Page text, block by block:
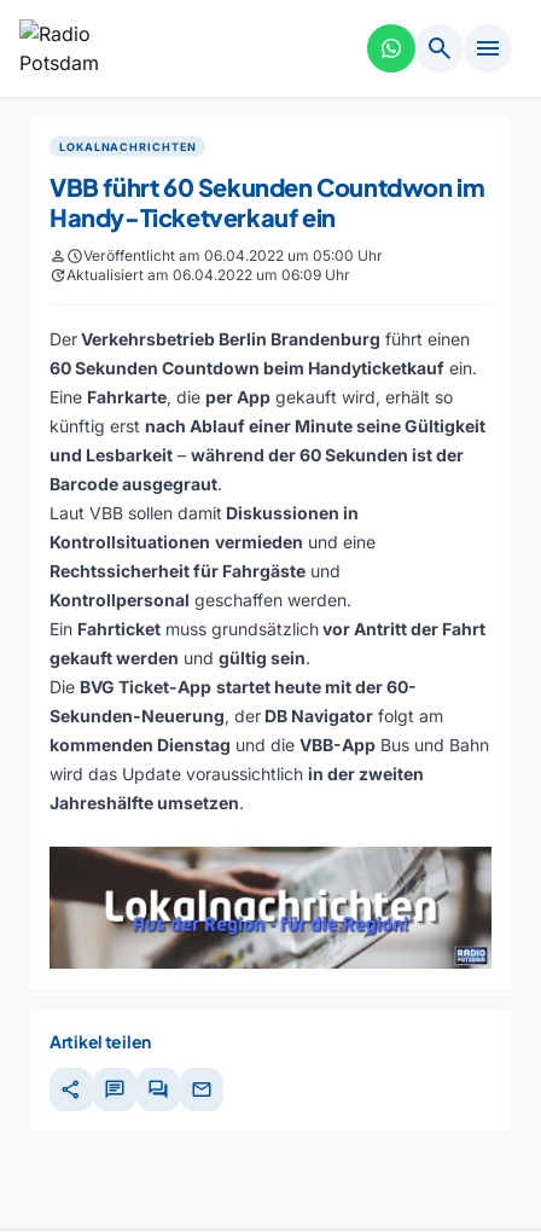
search menu
LOKALNACHRICHTEN
VBB führt 60 Sekunden Countdwon im
Handy-Ticketverkauf ein
personscheduleVeröffentlicht am 06.04.2022 um 05:00 Uhr
updateAktualisiert am 06.04.2022 um 06:09 Uhr
DerVerkehrsbetrieb Berlin Brandenburg führt einen
60 Sekunden Countdown beim Handyticketkauf ein.
Eine Fahrkarte, die per App gekauft wird, erhält so
künftig erst nach Ablauf einer Minute seine Gültigkeit
und Lesbarkeit – während der 60 Sekunden ist der
Barcode ausgegraut.
Laut VBB sollen damit Diskussionen in
Kontrollsituationen vermieden und eine
Rechtssicherheit für Fahrgäste und
Kontrollpersonal geschaffen werden.
Ein Fahrticket muss grundsätzlichvor Antritt der Fahrt
gekauft werden und gültig sein.
Die BVG Ticket-App startet heute mit der 60-
Sekunden-Neuerung, der DB Navigator folgt am
kommenden Dienstag und die VBB-App Bus und Bahn
wird das Update voraussichtlich in der zweiten
Jahreshälfte umsetzen.
Artikel teilen
share chat forum mail